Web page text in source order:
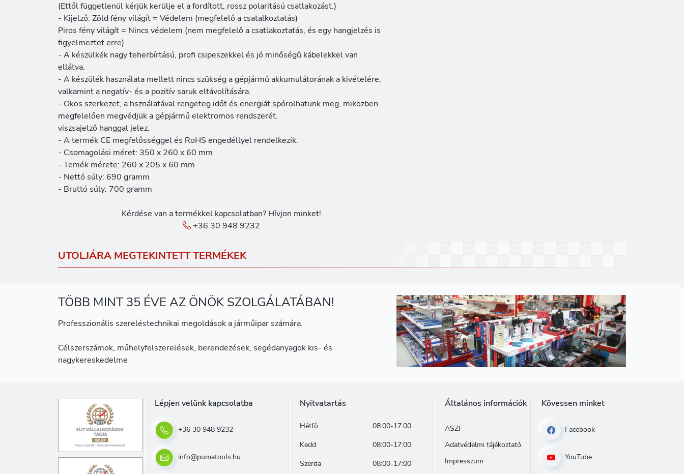
(Ettől függetlenül kérjük kerülje el a fordított, rossz polaritású csatlakozást.)
- Kijelző: Zöld fény világít = Védelem (megfelelő a csatalkoztatás)
Piros fény világít = Nincs védelem (nem megfelelő a csatlakoztatás, és egy hangjelzés is
figyelmeztet erre)
- A készülkék nagy teherbírtású, profi csipeszekkel és jó minőségű kábelekkel van
ellátva.
- A készülék használata mellett nincs szükség a gépjármű akkumulátorának a kivételére,
valkamint a negatív- és a pozitív saruk eltávolítására.
- Okos szerkezet, a hsználatával rengeteg időt és energiát spórolhatunk meg, miközben
megfelelően megvédjük a gépjármű elektromos rendszerét.
viszsajelző hanggal jelez.
- A termék CE megfelősséggel és RoHS engedéllyel rendelkezik.
- Csomagolási méret: 350 x 260 x 60 mm
- Temék mérete: 260 x 205 x 60 mm
- Nettó súly: 690 gramm
- Bruttó súly: 700 gramm
Kérdése van a termékkel kapcsolatban? Hívjon minket!
+36 30 948 9232
UTOLJÁRA MEGTEKINTETT TERMÉKEK
TÖBB MINT 35 ÉVE AZ ÖNÖK SZOLGÁLATÁBAN!
Professzionális szereléstechnikai megoldások a járműipar számára.
Célszerszámok, műhelyfelszerelések, berendezések, segédanyagok kis- és
nagykereskedelme
Lépjen velünk kapcsolatba
+36 30 948 9232
info@pumatools.hu
Nyitvatartás
Hétfő
08:00-17:00
Kedd
08:00-17:00
Szerda
08:00-17:00
Általános információk
ASZF
Adatvédelmi tájékoztató
Impresszum
Kövessen minket
Facebook
YouTube